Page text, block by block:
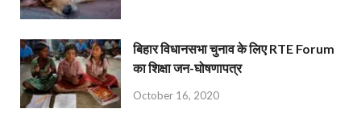
बिहार विधानसभा चुनाव के लिए RTE Forum
का शिक्षा जन-घोषणापत्र
October 16, 2020